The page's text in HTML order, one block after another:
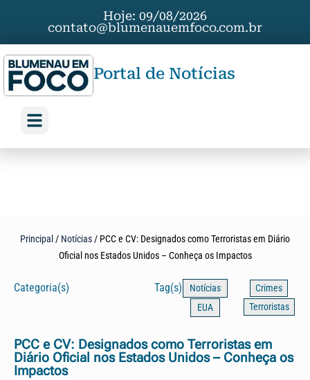
Hoje: 09/08/2026
contato@blumenauemfoco.com.br
Portal de Notícias
Principal / Notícias/ PCC e CV: Designados como Terroristas em Diário
Oficial nos Estados Unidos – Conheça os Impactos
Categoria(s) Tag(s)
Notícias
EUA
Crimes
Terroristas
PCC e CV: Designados como Terroristas em
Diário Oficial nos Estados Unidos – Conheça os
Impactos